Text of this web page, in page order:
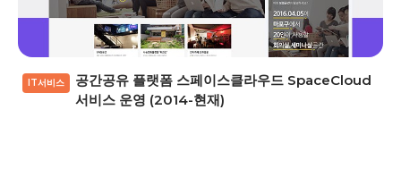
IT서비스
공간공유 플랫폼 스페이스클라우드 SpaceCloud
서비스 운영 (2014-현재)